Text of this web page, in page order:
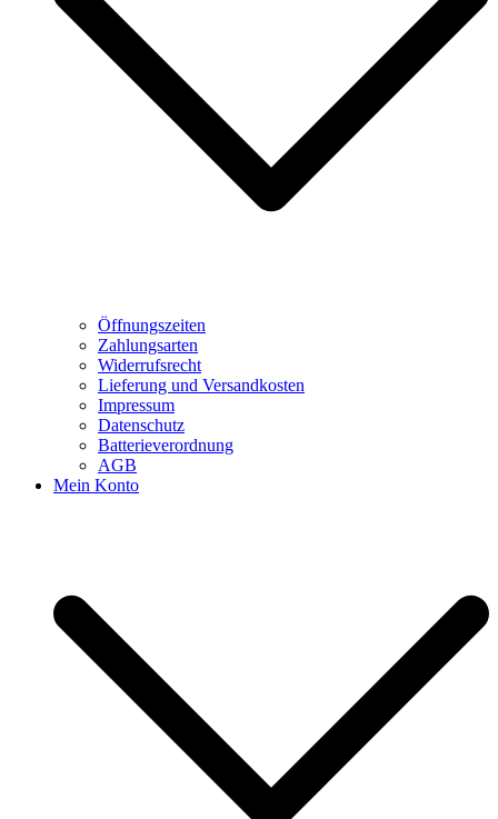
Öffnungszeiten
Zahlungsarten
Widerrufsrecht
Lieferung und Versandkosten
Impressum
Datenschutz
Batterieverordnung
AGB
Mein Konto